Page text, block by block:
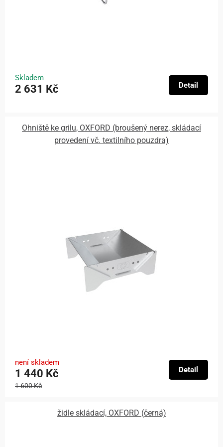
Skladem
2 631 Kč Detail
Ohniště ke grilu, OXFORD (broušený nerez, skládací
provedení vč. textilního pouzdra)
není skladem
1 440 Kč
1 600 Kč
Detail
židle skládací, OXFORD (černá)